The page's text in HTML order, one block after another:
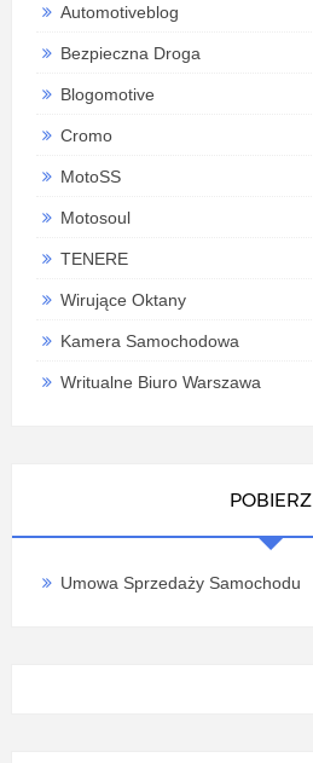
Automotiveblog
Bezpieczna Droga
Blogomotive
Cromo
MotoSS
Motosoul
TENERE
Wirujące Oktany
Kamera Samochodowa
Writualne Biuro Warszawa
POBIERZ
Umowa Sprzedaży Samochodu